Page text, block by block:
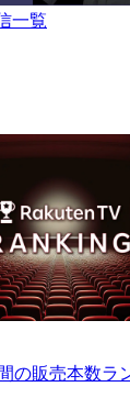
の販売本数ラ